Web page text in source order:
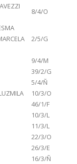
8/4/O
2/5/G
9/4/M
39/2/G
5/4/Ñ
10/3/O
46/1/F
10/3/L
11/3/L
22/3/O
26/3/E
16/3/Ñ